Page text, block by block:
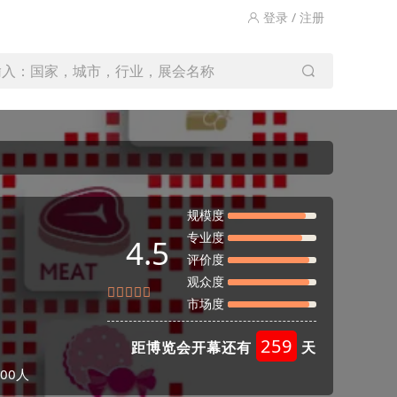
登录 / 注册
：国家，城市，行业，展会名称
人
4.5
规模度
专业度
评价度
观众度
市场度
距博览会开幕还有 259 天